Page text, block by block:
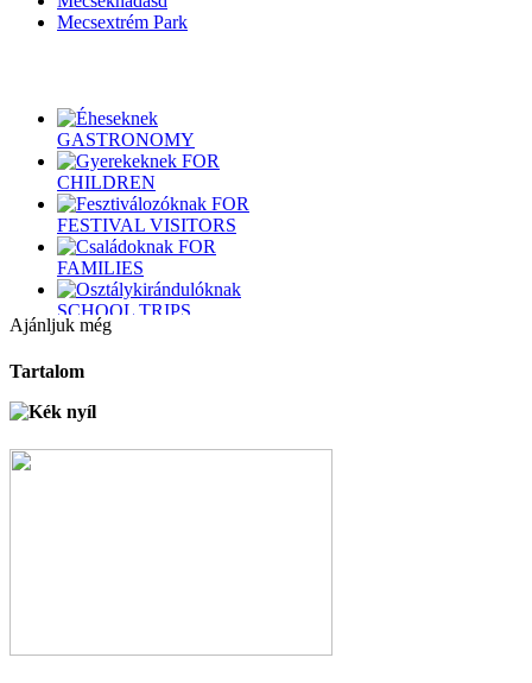
Mecsextrém Park
GASTRONOMY
FOR
CHILDREN
FOR
FESTIVAL VISITORS
FOR
FAMILIES
SCHOOL TRIPS
BIKERS
Ajánljuk még
Tartalom